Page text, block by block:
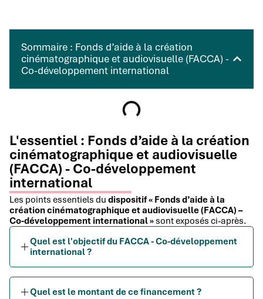
Sommaire : Fonds d’aide à la création
cinématographique et audiovisuelle (FACCA) -
Co-développement international
L'essentiel : Fonds d’aide à la création
cinématographique et audiovisuelle
(FACCA) - Co-développement
international
Les points essentiels du dispositif « Fonds d’aide à la
création cinématographique et audiovisuelle (FACCA) –
Co-développement international » sont exposés ci-après.
Quel est l'objectif du FACCA - Co-développement
international ?
Quel est le montant de ce financement ?